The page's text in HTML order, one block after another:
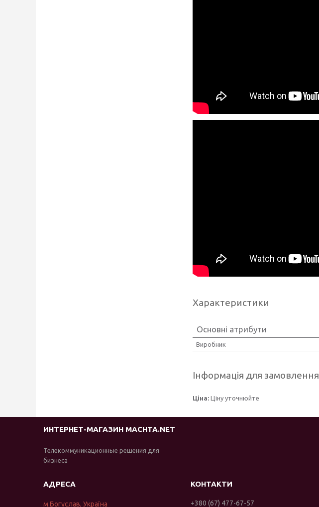
Характеристики
Основні атрибути
Виробник
Інформація для замовлення
Ціна: Ціну уточнюйте
ИНТЕРНЕТ-МАГАЗИН MACHTA.NET
Телекоммуникационные решения для
бизнеса
м.Богуслав, Україна +380 (67) 477-67-57